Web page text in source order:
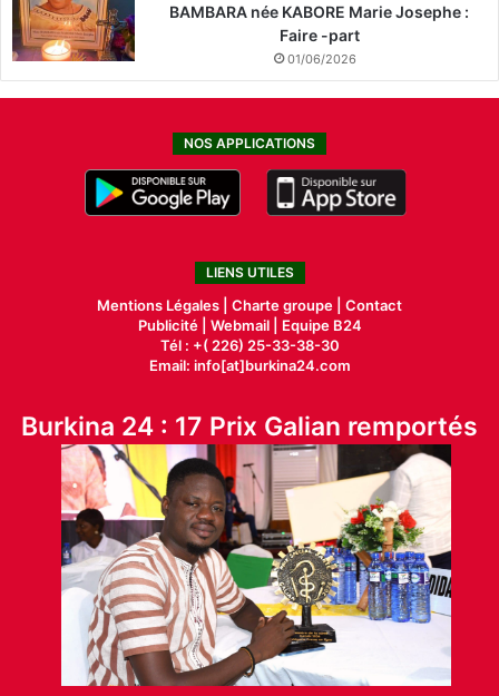
BAMBARA née KABORE Marie Josephe :
Faire -part
01/06/2026
NOS APPLICATIONS
LIENS UTILES
Mentions Légales | Charte groupe | Contact
Publicité| Webmail |
Equipe B24
Tél : +( 226) 25-33-38-30
Email: info[at]burkina24.com
Burkina 24 : 17 Prix Galian remportés